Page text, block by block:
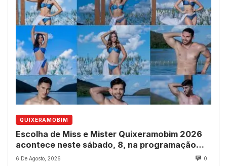
QUIXERAMOBIM
Escolha de Miss e Mister Quixeramobim 2026
acontece neste sábado, 8, na programação
dos 237 anos do município
6 De Agosto, 2026 0